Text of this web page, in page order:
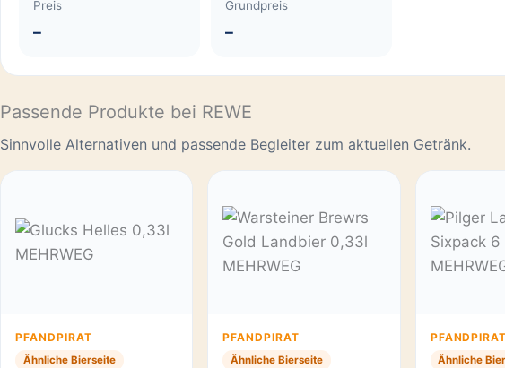
Preis
–
Grundpreis
–
Passende Produkte bei REWE
Sinnvolle Alternativen und passende Begleiter zum aktuellen Getränk.
PFANDPIRAT
Ähnliche Bierseite
PFANDPIRAT
Ähnliche Bierseite Ähnliche